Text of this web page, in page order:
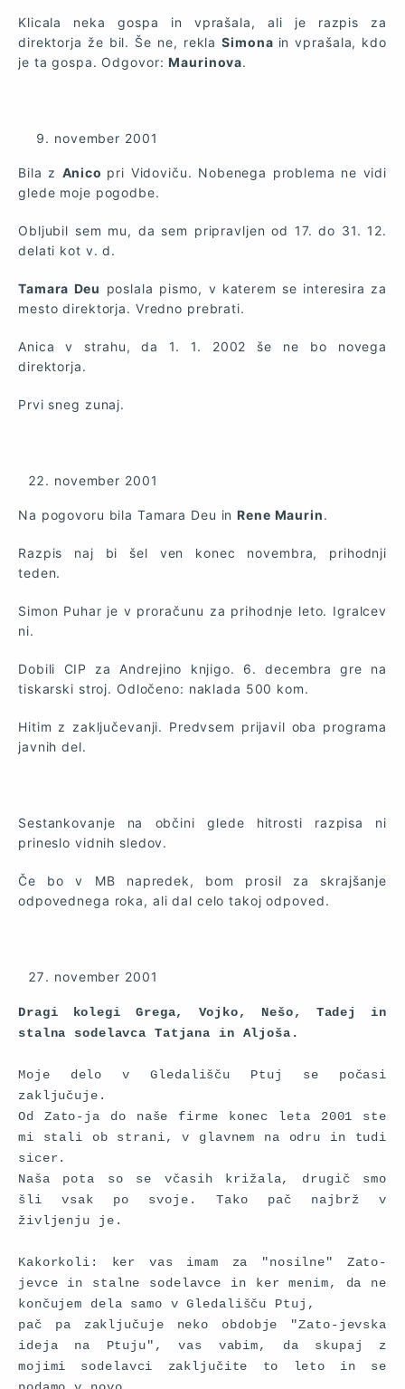
Klicala neka gospa in vprašala, ali je razpis za
direktorja že bil. Še ne, reklaSimona in vprašala, kdo
je ta gospa. Odgovor:Maurinova.
november 2001
Bila z Anico pri Vidoviču. Nobenega problema ne vidi
glede moje pogodbe.
Obljubil sem mu, da sem pripravljen od 17. do 31. 12.
delati kot v. d.
Tamara Deu poslala pismo, v katerem se interesira za
mesto direktorja. Vredno prebrati.
Anica v strahu, da 1. 1. 2002 še ne bo novega
direktorja.
Prvi sneg zunaj.
november 2001
Na pogovoru bila Tamara Deu inRene Maurin.
Razpis naj bi šel ven konec novembra, prihodnji
teden.
Simon Puhar je v proračunu za prihodnje leto. Igralcev
ni.
Dobili CIP za Andrejino knjigo. 6. decembra gre na
tiskarski stroj. Odločeno: naklada 500 kom.
Hitim z zaključevanji. Predvsem prijavil oba programa
javnih del.
Sestankovanje na občini glede hitrosti razpisa ni
prineslo vidnih sledov.
Če bo v MB napredek, bom prosil za skrajšanje
odpovednega roka, ali dal celo takoj odpoved.
november 2001
Dragi kolegi Grega, Vojko, Nešo, Tadej in
stalna sodelavca Tatjana in Aljoša.
Moje delo v Gledališču Ptuj se počasi
zaključuje.
Od Zato-ja do naše firme konec leta 2001 ste
mi stali ob strani, v glavnem na odru in tudi
sicer.
Naša pota so se včasih križala, drugič smo
šli vsak po svoje. Tako pač najbrž v
življenju je.
Kakorkoli: ker vas imam za "nosilne" Zato-
jevce in stalne sodelavce in ker menim, da ne
končujem dela samo v Gledališču Ptuj,
pač pa zaključuje neko obdobje "Zato-jevska
ideja na Ptuju", vas vabim, da skupaj z
mojimi sodelavci zaključite to leto in se